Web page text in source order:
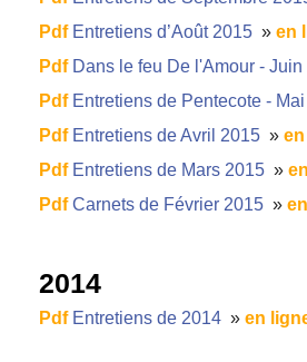
Pdf Entretiens d’Août 2015 » en
Pdf Dans le feu De l'Amour - Juin
Pdf Entretiens de Pentecote -
Pdf Entretiens de Avril 2015 »
Pdf Entretiens de Mars 2015 »
PdfCarnets de Février 2015 »
2014
Pdf Entretiens de 2014 » en